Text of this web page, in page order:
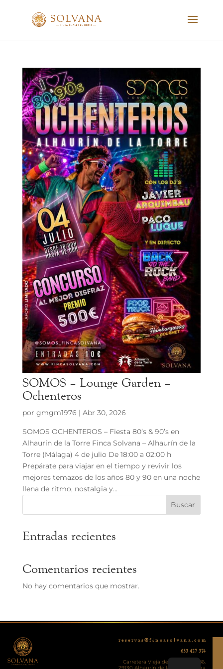
SOMOS – Lounge Garden –
Ochenteros
por gmgm1976 | Abr 30, 2026
SOMOS OCHENTEROS – Fiesta 80’s & 90’s en
Alhaurín de la Torre Finca Solvana – Alhaurín de la
Torre (Málaga) 4 de julio De 18:00 a 02:00 h
Prepárate para viajar en el tiempo y revivir los
mejores temazos de los años 80 y 90 en una noche
llena de ritmo, nostalgia y...
Buscar
Entradas recientes
Comentarios recientes
No hay comentarios que mostrar.
r e s e r v a s @ f i n c a s o l v a n a . c o m
633 427 374
Carretera Vieja de Ronda, KM 86,